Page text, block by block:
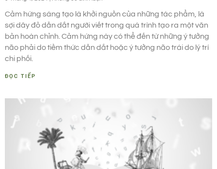
Cảm hứng sáng tạo là khởi nguồn của những tác phẩm, là
sợi dây đỏ dẫn dắt người viết trong quá trình tạo ra một văn
bản hoàn chỉnh. Cảm hứng này có thể đến từ những ý tưởng
não phải do tiềm thức dẫn dắt hoặc ý tưởng não trái do lý trí
chi phối.
ĐỌC TIẾP